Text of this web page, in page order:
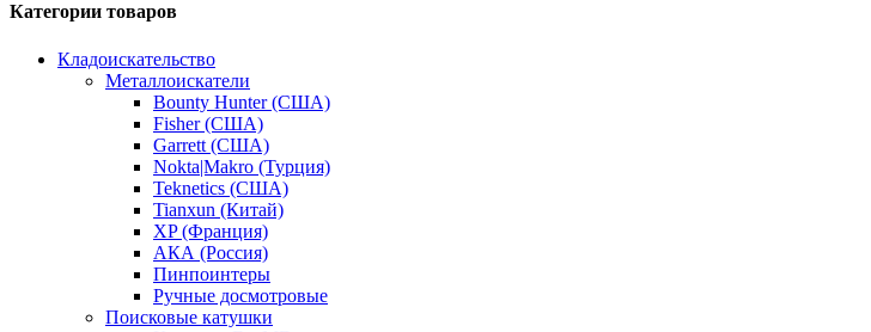
Категории товаров
Кладоискательство
Металлоискатели
Bounty Hunter (США)
Fisher (США)
Garrett (США)
Nokta|Makro (Турция)
Teknetics (США)
Tianxun (Китай)
XP (Франция)
АКА (Россия)
Пинпоинтеры
Ручные досмотровые
Поисковые катушки